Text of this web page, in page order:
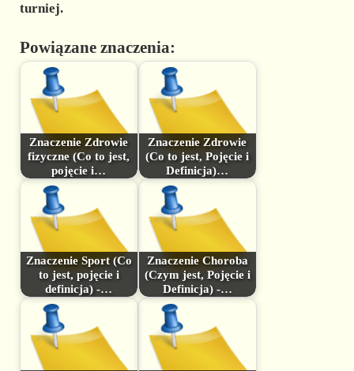
turniej.
Powiązane znaczenia:
Znaczenie Zdrowie
fizyczne (Co to jest,
pojęcie i…
Znaczenie Zdrowie
(Co to jest, Pojęcie i
Definicja)…
Znaczenie Sport (Co
to jest, pojęcie i
definicja) -…
Znaczenie Choroba
(Czym jest, Pojęcie i
Definicja) -…